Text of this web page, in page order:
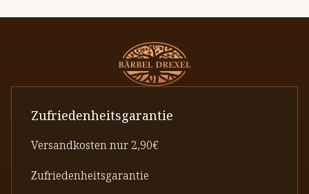
Zufriedenheitsgarantie
Versandkosten nur 2,90€
Zufriedenheitsgarantie